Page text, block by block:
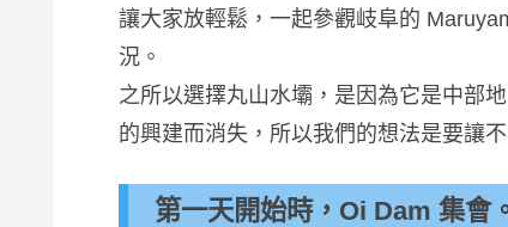
讓大家放輕鬆，一起參觀岐阜的
況。
之所以選擇丸山水壩，是因為它是中部
的興建而消失，所以我們的想法是要讓
第一天開始時，Oi Dam 集會